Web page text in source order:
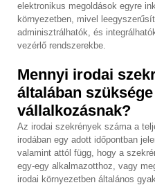
elektronikus megoldások egyre
környezetben, mivel
adminisztrálhatók, és
vezérlő rendszerekbe.
Mennyi irodai
általában
vállalkozásnak?
Az irodai szekrények száma a
irodában egy adott időpontban
valamint attól függ, hogy a
egy-egy alkalmazotthoz, vagy
irodai környezetben általános